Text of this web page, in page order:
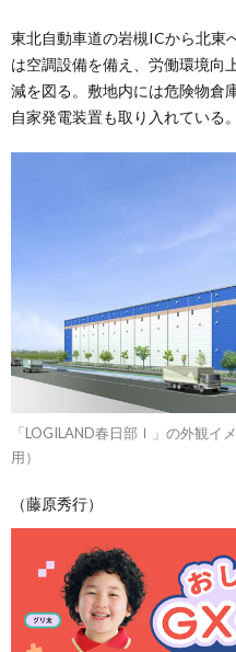
東北自動車道の岩槻ICから北東
は空調設備を備え、労働環境向
減を図る。敷地内には危険物倉
自家発電装置も取り入れている。
「LOGILAND春日部Ⅰ」の外観イ
用）
（藤原秀行）